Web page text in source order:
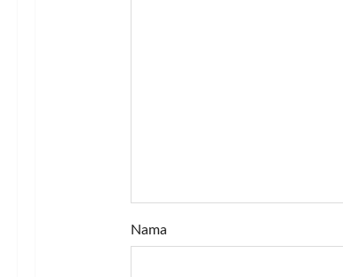
Nama